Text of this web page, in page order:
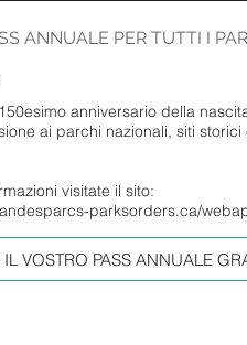
ANNUALE PER TUTTI I
anniversario della
ai parchi nazionali, siti
visitate il sito:
parksorders.ca/
IL VOSTRO PASS ANNUALE